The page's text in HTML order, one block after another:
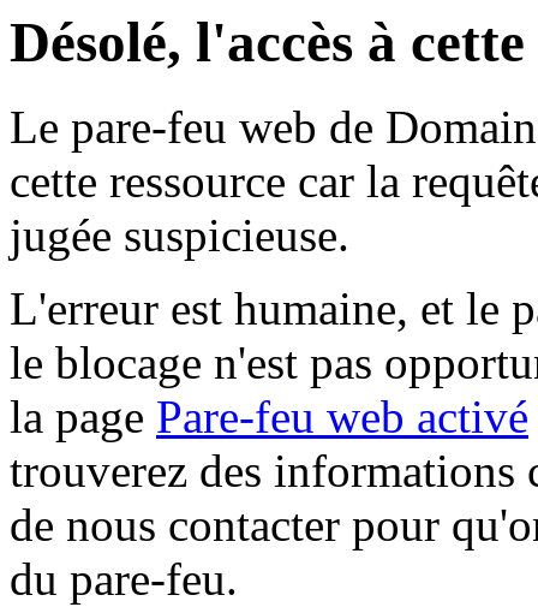
Désolé, l'accès à
Le pare-feu web de
cette ressource car la
jugée suspicieuse.
L'erreur est humaine, et le
le blocage n'est pas
la page Pare-feu web activé
trouverez des informations
de nous contacter pour
du pare-feu.